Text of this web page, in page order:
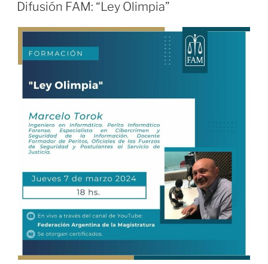
Difusión FAM: “Ley Olimpia”